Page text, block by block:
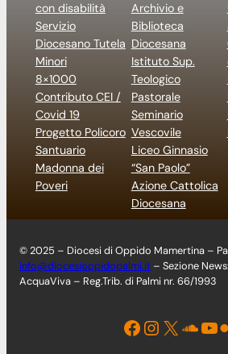
con disabilità
Servizio
Diocesano Tutela
Minori
8×1000
Contributo CEI /
Covid 19
Progetto Policoro
Santuario
Madonna dei
Poveri
Archivio e
Biblioteca
Diocesana
Istituto Sup.
Teologico
Pastorale
Seminario
Vescovile
Liceo Ginnasio
“San Paolo”
Azione Cattolica
Diocesana
© 2025 – Diocesi di Oppido Mamertina –
info@diocesioppidopalmi.it – Sezione
AcquaViva – Reg.Trib. di Palmi nr. 66/1993
Facebook Instagram X Soundcloud YouTube Flickr